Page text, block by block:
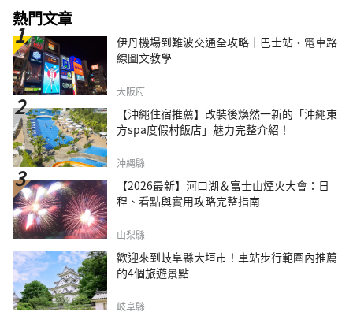
熱門文章
伊丹機場到難波交通全攻略｜巴士站・電車路
線圖文教學
大阪府
【沖繩住宿推薦】改裝後煥然一新的「沖繩東
方spa度假村飯店」魅力完整介紹！
沖繩縣
【2026最新】河口湖＆富士山煙火大會：日
程、看點與實用攻略完整指南
山梨縣
歡迎來到岐阜縣大垣市！車站步行範圍內推薦
的4個旅遊景點
岐阜縣